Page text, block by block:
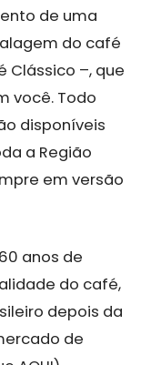
de uma
do café
Clássico –, que
você. Todo
disponíveis
a Região
em versão
anos de
do café,
depois da
de